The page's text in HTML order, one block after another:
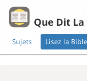
Que Dit La
Sujets Lisez la Bible